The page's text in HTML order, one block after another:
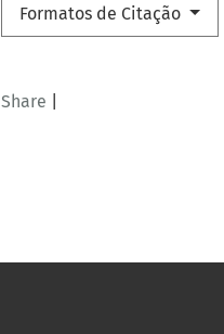
Formatos de Citação
Share